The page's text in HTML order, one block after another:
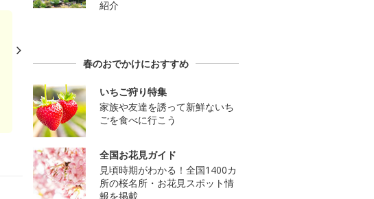
紹介
春のおでかけにおすすめ
いちご狩り特集
家族や友達を誘って新鮮ないち
ごを食べに行こう
全国お花見ガイド
見頃時期がわかる！全国1400カ
所の桜名所・お花見スポット情
報を掲載